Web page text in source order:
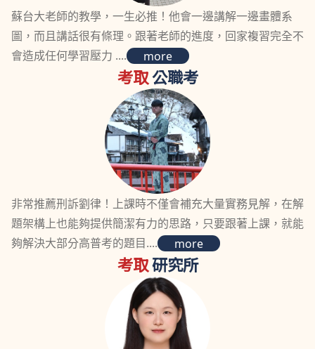
蘇台大老師的教學，一生必推！他會一邊講解一邊畫體系
圖，而且講話很有條理。跟著老師的進度，回家複習完全不
會造成任何學習壓力 ....
more
考取公職考
非常推薦刑訴劉律！上課時不僅會補充大量實務見解，在解
題架構上也能夠提供簡潔有力的思路，只要跟著上課，就能
夠解決大部分高普考的題目....
more
考取研究所